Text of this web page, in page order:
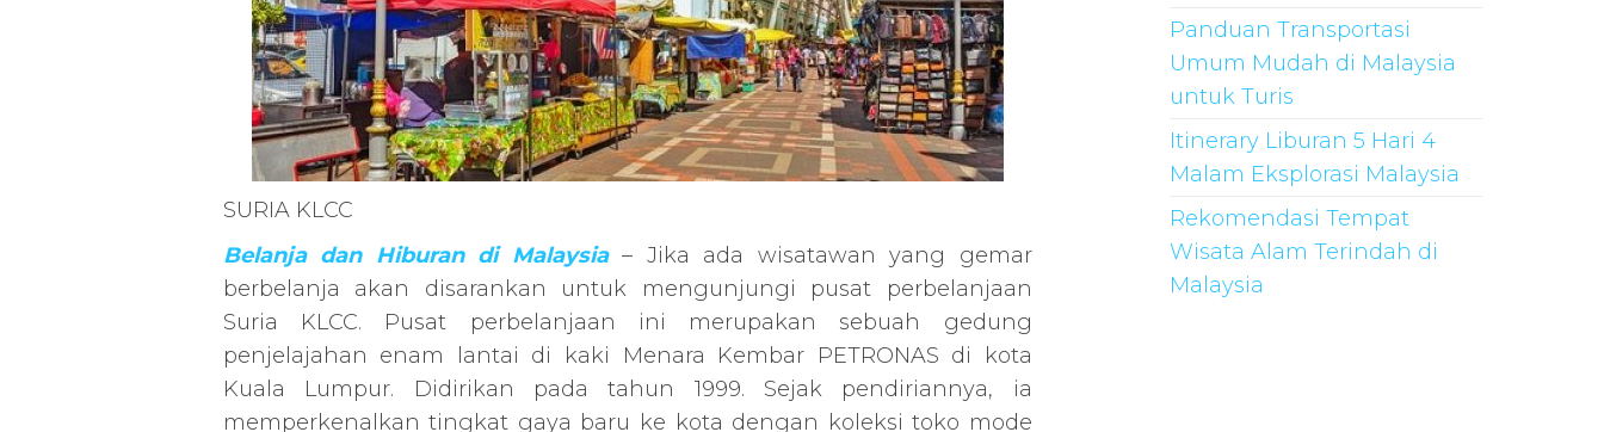
SURIA KLCC
Belanja dan Hiburan di Malaysia– Jika ada wisatawan yang gemar
berbelanja akan disarankan untuk mengunjungi pusat perbelanjaan
Suria KLCC. Pusat perbelanjaan ini merupakan sebuah gedung
penjelajahan enam lantai di kaki Menara Kembar PETRONAS di kota
Kuala Lumpur. Didirikan pada tahun 1999. Sejak pendiriannya, ia
memperkenalkan tingkat gaya baru ke kota dengan koleksi toko mode
Panduan Transportasi
Umum Mudah di Malaysia
untuk Turis
Itinerary Liburan 5 Hari 4
Malam Eksplorasi Malaysia
Rekomendasi Tempat
Wisata Alam Terindah di
Malaysia